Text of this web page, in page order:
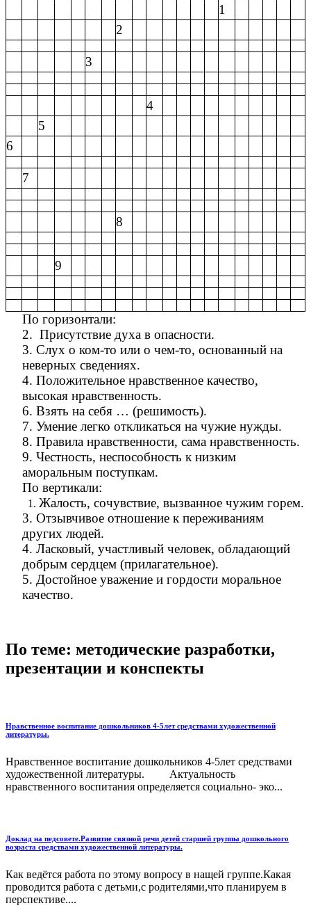
1
2
3
4
5
6
7
8
9
По горизонтали:
2. Присутствие духа в опасности.
3. Слух о ком-то или о чем-то, основанный на
неверных сведениях.
4. Положительное нравственное качество,
высокая нравственность.
6. Взять на себя … (решимость).
7. Умение легко откликаться на чужие нужды.
8. Правила нравственности, сама нравственность.
9. Честность, неспособность к низким
аморальным поступкам.
По вертикали:
Жалость, сочувствие, вызванное чужим горем.
3. Отзывчивое отношение к переживаниям
других людей.
4. Ласковый, участливый человек, обладающий
добрым сердцем (прилагательное).
5. Достойное уважение и гордости моральное
качество.
По теме: методические разработки,
презентации и конспекты
Нравственное воспитание дошкольников 4-5лет средствами художественной
литературы.
Нравственное воспитание дошкольников 4-5лет средствами
художественной литературы. Актуальность
нравственного воспитания определяется социально- эко...
Доклад на педсовете.Развитие связной речи детей старшей группы дошкольного
возраста средствами художественной литературы.
Как ведётся работа по этому вопросу в нащей группе.Какая
проводится работа с детьми,с родителями,что планируем в
перспективе....